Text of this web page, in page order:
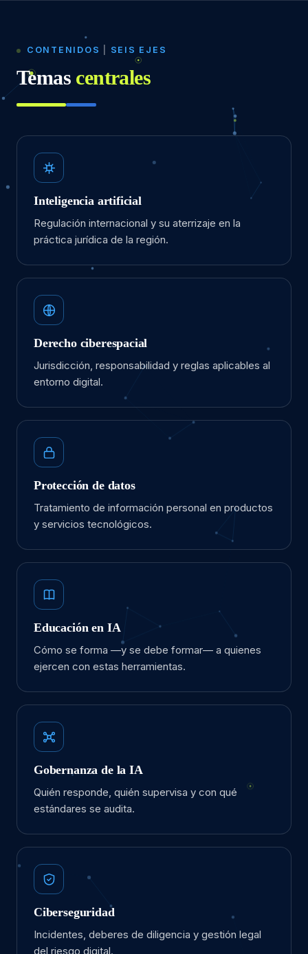
CONTENIDOS SEIS EJES
Temas centrales
Inteligencia artificial
Regulación internacional y su aterrizaje en la
práctica jurídica de la región.
Derecho ciberespacial
Jurisdicción, responsabilidad y reglas aplicables al
entorno digital.
Protección de datos
Tratamiento de información personal en productos
y servicios tecnológicos.
Educación en IA
Cómo se forma —y se debe formar— a quienes
ejercen con estas herramientas.
Gobernanza de la IA
Quién responde, quién supervisa y con qué
estándares se audita.
Ciberseguridad
Incidentes, deberes de diligencia y gestión legal
del riesgo digital.